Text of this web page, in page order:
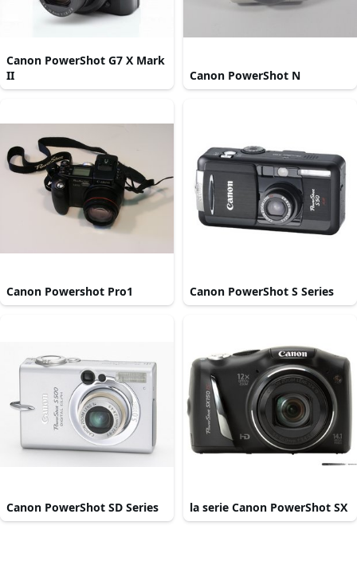
Canon PowerShot G7 X Mark
II
Canon PowerShot N
Canon Powershot Pro1 Canon PowerShot S Series
Canon PowerShot SD Series la serie Canon PowerShot SX